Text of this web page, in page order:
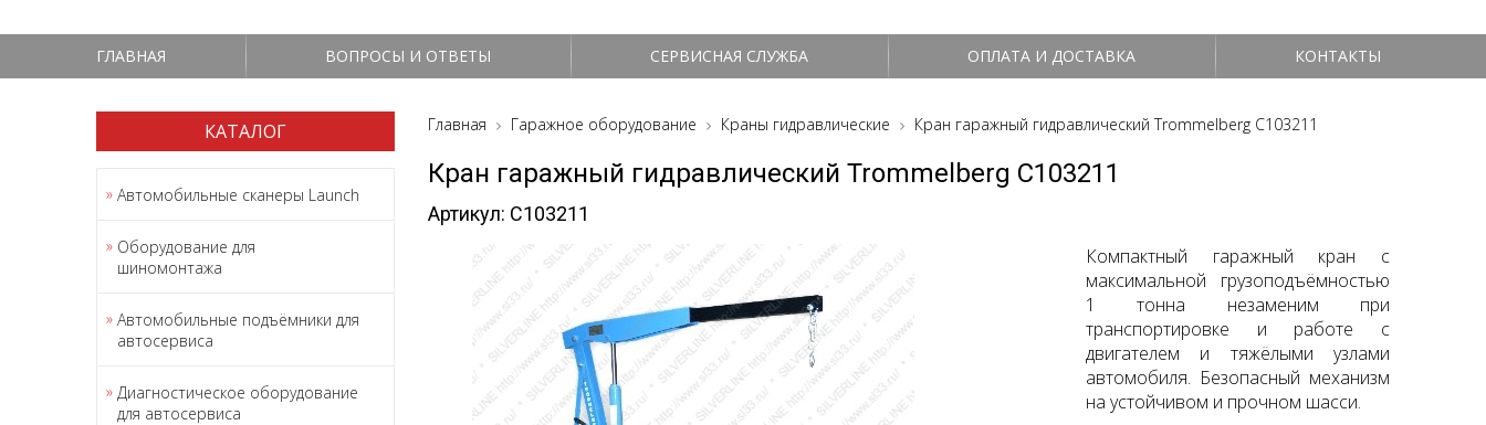
ГЛАВНАЯ ВОПРОСЫ И ОТВЕТЫ СЕРВИСНАЯ СЛУЖБА ОПЛАТА И ДОСТАВКА КОНТАКТЫ
КАТАЛОГ
Автомобильные сканеры Launch
Оборудование для
шиномонтажа
Автомобильные подъёмники для
автосервиса
Диагностическое оборудование
для автосервиса
Главная Гаражное оборудование Краны гидравлические Кран гаражный гидравлический Trommelberg C103211
Кран гаражный гидравлический Trommelberg C103211
Артикул: C103211
Компактный гаражный кран с
максимальной грузоподъёмностью
1 тонна незаменим при
транспортировке и работе с
двигателем и тяжёлыми узлами
автомобиля. Безопасный механизм
на устойчивом и прочном шасси.